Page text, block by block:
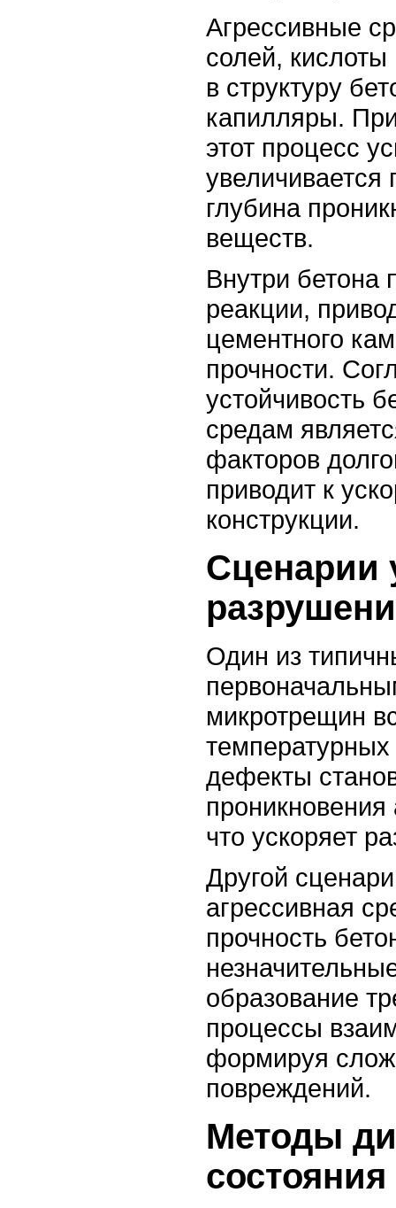
Агрессивные
солей,
в структуру
капилляры.
этот процесс
увеличивается
глубина
веществ.
Внутри бетона
реакции,
цементного
прочности.
устойчивость
средам
факторов
приводит к
конструкции.
Сценарии
Один из
микротрещин
дефекты
что ускоряет
Другой
агрессивная
прочность
образование
процессы
формируя
повреждений.
Методы